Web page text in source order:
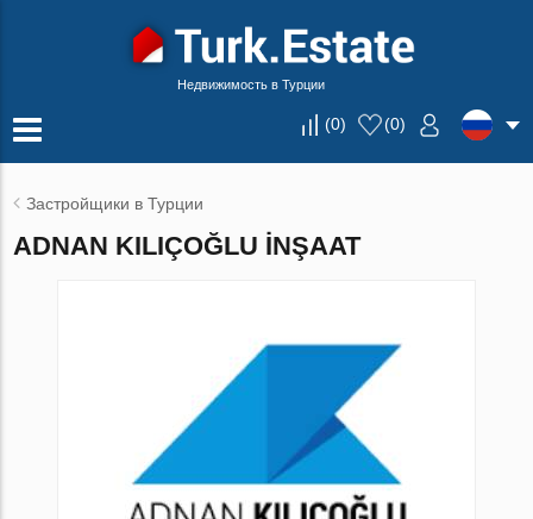
Недвижимость в Турции
(0) (0)
Застройщики в Турции
ADNAN KILIÇOĞLU İNŞAAT